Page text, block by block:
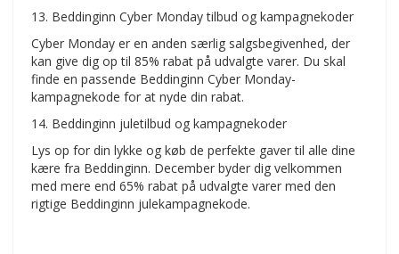
13. Beddinginn Cyber Monday tilbud og kampagnekoder
Cyber Monday er en anden særlig salgsbegivenhed, der
kan give dig op til 85% rabat på udvalgte varer. Du skal
finde en passende Beddinginn Cyber Monday-
kampagnekode for at nyde din rabat.
14. Beddinginn juletilbud og kampagnekoder
Lys op for din lykke og køb de perfekte gaver til alle dine
kære fra Beddinginn. December byder dig velkommen
med mere end 65% rabat på udvalgte varer med den
rigtige Beddinginn julekampagnekode.